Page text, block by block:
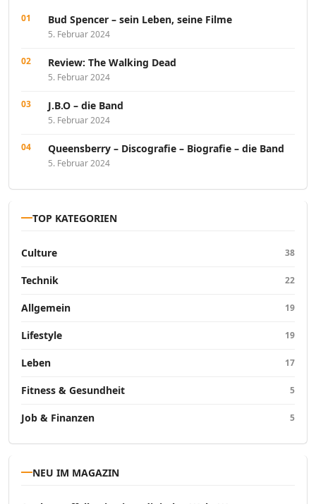
Bud Spencer – sein Leben, seine Filme
5. Februar 2024
Review: The Walking Dead
5. Februar 2024
J.B.O – die Band
5. Februar 2024
Queensberry – Discografie – Biografie – die Band
5. Februar 2024
TOP KATEGORIEN
Culture 38
Technik 22
Allgemein 19
Lifestyle 19
Leben 17
Fitness & Gesundheit 5
Job & Finanzen 5
NEU IM MAGAZIN